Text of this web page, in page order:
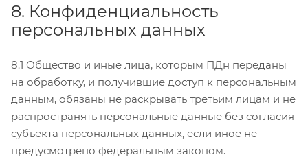
8. Конфиденциальность
персональных данных
8.1 Общество и иные лица, которым ПДн переданы
на обработку, и получившие доступ к персональным
данным, обязаны не раскрывать третьим лицам и не
распространять персональные данные без согласия
субъекта персональных данных, если иное не
предусмотрено федеральным законом.